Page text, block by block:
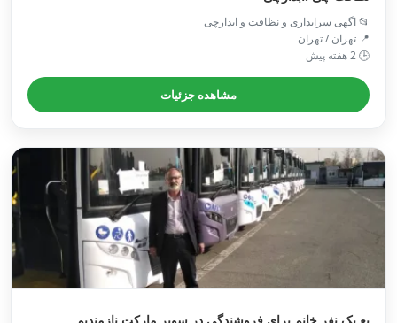
📂 اگهی سرایداری و نظافت و ابدارچی
📍 تهران / تهران
🕒 2 هفته پیش
مشاهده جزئیات